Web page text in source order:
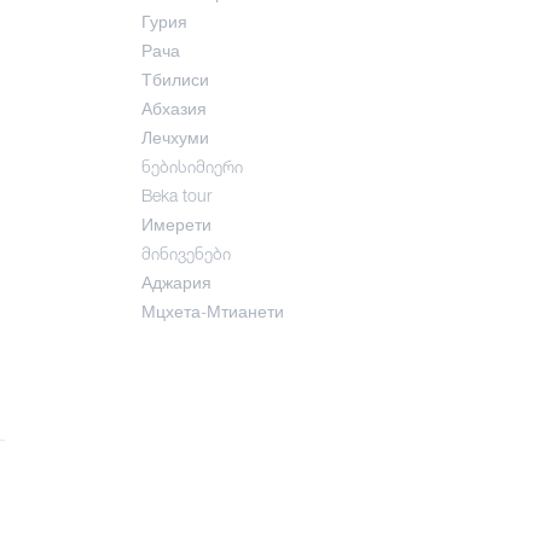
Гурия
Рача
Тбилиси
Абхазия
Лечхуми
ნებისიმიერი
Beka tour
Имерети
მინივენები
Аджария
Мцхета-Мтианети